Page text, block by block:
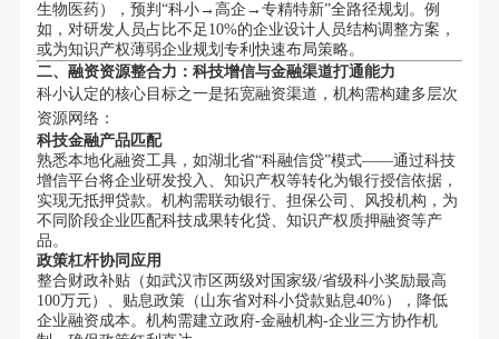
生物医药），预判“科小→高企→专精特新”全路径规划。例
如，对研发人员占比不足10%的企业设计人员结构调整方案，
或为知识产权薄弱企业规划专利快速布局策略。
二、融资资源整合力：科技增信与金融渠道打通能力
科小认定的核心目标之一是拓宽融资渠道，机构需构建多层次
资源网络：
科技金融产品匹配
熟悉本地化融资工具，如湖北省“科融信贷”模式——通过科技
增信平台将企业研发投入、知识产权等转化为银行授信依据，
实现无抵押贷款。机构需联动银行、担保公司、风投机构，为
不同阶段企业匹配科技成果转化贷、知识产权质押融资等产
品。
政策杠杆协同应用
整合财政补贴（如武汉市区两级对国家级/省级科小奖励最高
100万元）、贴息政策（山东省对科小贷款贴息40%），降低
企业融资成本。机构需建立政府-金融机构-企业三方协作机